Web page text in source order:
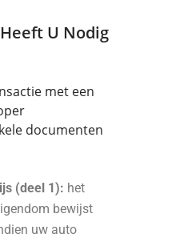
U Nodig
met een
documenten
(deel 1): het
bewijst
uw auto